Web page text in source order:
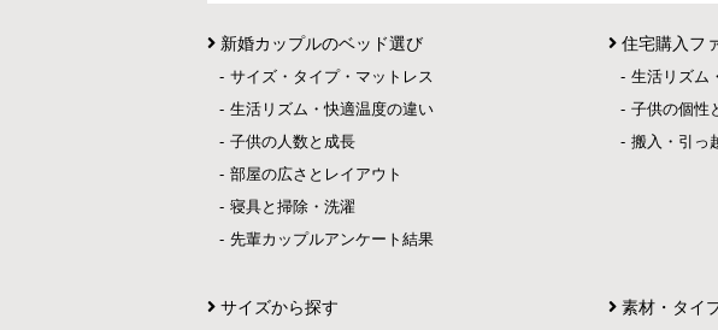
新婚カップルのベッド選び
サイズ・タイプ・マットレス
生活リズム・快適温度の違い
子供の人数と成長
部屋の広さとレイアウト
寝具と掃除・洗濯
先輩カップルアンケート結果
住宅購入フ
生活リズム
子供の個性
搬入・引っ
サイズから探す 素材・タイ